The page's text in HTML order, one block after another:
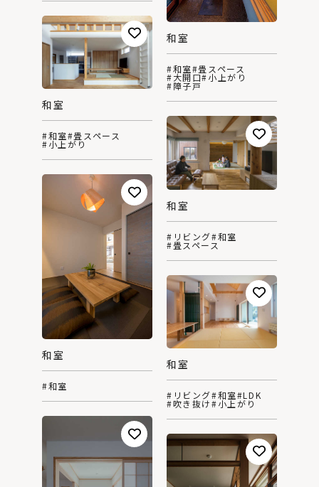
和室
#和室#畳スペース
#大開口#小上がり
#障子戸
和室
#和室#畳スペース
#小上がり
和室
#リビング#和室
#畳スペース
和室
#和室
和室
#リビング#和室#LDK
#吹き抜け#小上がり